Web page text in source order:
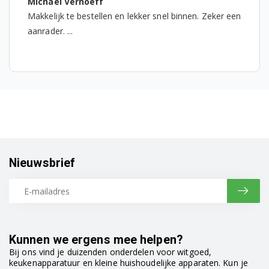
Makkelijk te bestellen en lekker snel binnen. Zeker een
aanrader. ...
Kunnen we ergens mee helpen?
Bij ons vind je duizenden onderdelen voor witgoed,
keukenapparatuur en kleine huishoudelijke apparaten. Kun je
Nieuwsbrief